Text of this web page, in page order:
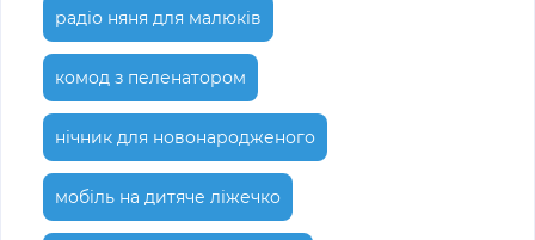
радіо няня для малюків
комод з пеленатором
нічник для новонародженого
мобіль на дитяче ліжечко